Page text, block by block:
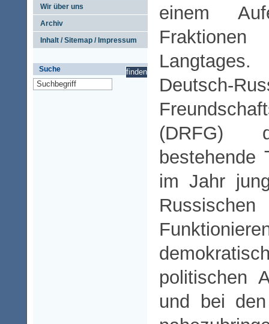
Wir über uns
Archiv
Inhalt / Sitemap / Impressum
Suche
einem
Deutsch-
(DRFG)
bestehende
im Jahr
politischen
und bei